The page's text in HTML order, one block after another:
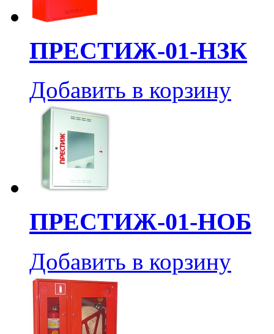
ПРЕСТИЖ-01-НЗК
Добавить в корзину
ПРЕСТИЖ-01-НОБ
Добавить в корзину